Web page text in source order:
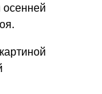
осенней